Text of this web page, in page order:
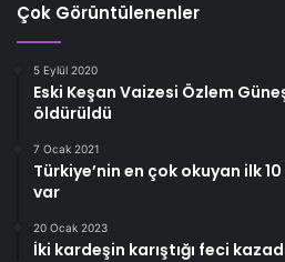
Çok Görüntülenenler
5 Eylül 2020
Eski Keşan Vaizesi Özlem
öldürüldü
7 Ocak 2021
Türkiye’nin en çok okuyan ilk
var
20 Ocak 2023
İki kardeşin karıştığı feci